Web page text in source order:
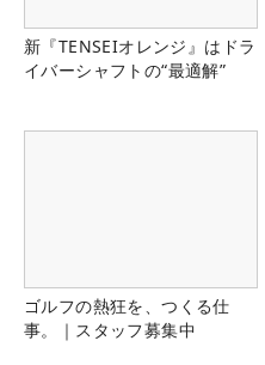
新『TENSEIオレンジ』はドラ
イバーシャフトの“最適解”
ゴルフの熱狂を、つくる仕
事。｜スタッフ募集中